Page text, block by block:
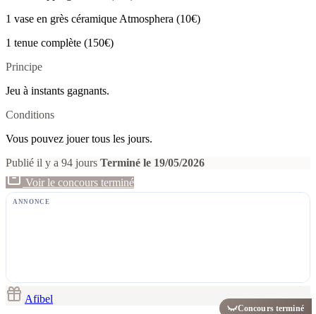
1 vase en grès céramique Atmosphera (10€)
1 tenue complète (150€)
Principe
Jeu à instants gagnants.
Conditions
Vous pouvez jouer tous les jours.
Publié il y a 94 jours Terminé le 19/05/2026
Voir le concours terminé
ANNONCE
Concours terminé
Afibel